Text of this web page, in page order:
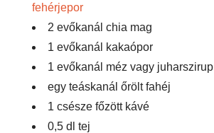
fehérjepor
2 evőkanál chia mag
1 evőkanál kakaópor
1 evőkanál méz vagy juharszirup
egy teáskanál őrölt fahéj
1 csésze főzött kávé
0,5 dl tej